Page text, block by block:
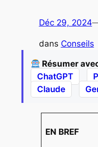
Déc 29, 2024
dans Conseils
Résumer
ChatGPT
Claude
EN BREF